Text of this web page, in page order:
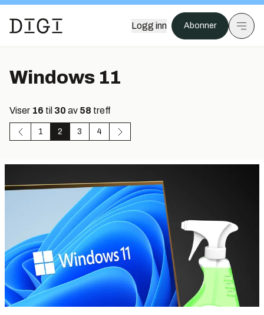
Logg inn Abonner
Windows 11
Viser 16 til 30 av 58 treff
1 2 3 4